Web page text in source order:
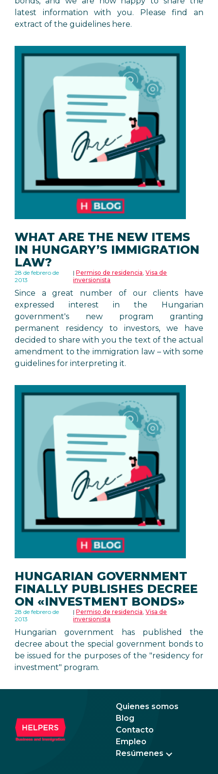
latest information with you. Please find an
extract of the guidelines here.
WHAT ARE THE NEW ITEMS
IN HUNGARY’S IMMIGRATION
LAW?
28 de febrero de
2013
Permiso de residencia,Visa de
inversionista
Since a great number of our clients have
expressed interest in the Hungarian
government's new program granting
permanent residency to investors, we have
decided to share with you the text of the actual
amendment to the immigration law – with some
guidelines for interpreting it.
HUNGARIAN GOVERNMENT
FINALLY PUBLISHES DECREE
ON «INVESTMENT BONDS»
28 de febrero de
2013
Permiso de residencia,Visa de
inversionista
Hungarian government has published the
decree about the special government bonds to
be issued for the purposes of the "residency for
investment" program.
Quienes somos
Blog
Contacto
Empleo
Resúmenes